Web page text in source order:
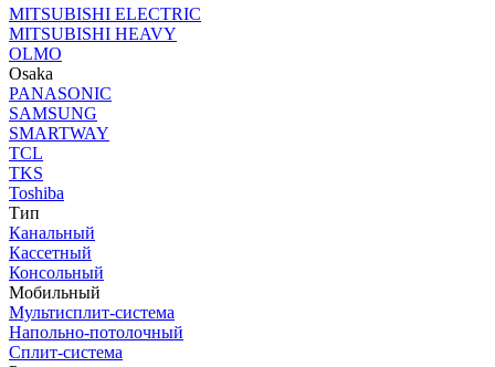
MITSUBISHI ELECTRIC
MITSUBISHI HEAVY
OLMO
Osaka
PANASONIC
SAMSUNG
SMARTWAY
TCL
TKS
Toshiba
Тип
Канальный
Кассетный
Консольный
Мобильный
Мультисплит-система
Напольно-потолочный
Сплит-система